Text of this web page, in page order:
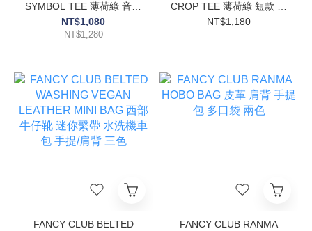
SYMBOL TEE 薄荷綠 音符
旋律短款 上衣 短袖 兩色
NT$1,080
NT$1,280
CROP TEE 薄荷綠 短款 上
衣 短袖 韓國
NT$1,180
FANCY CLUB BELTED
FANCY CLUB RANMA